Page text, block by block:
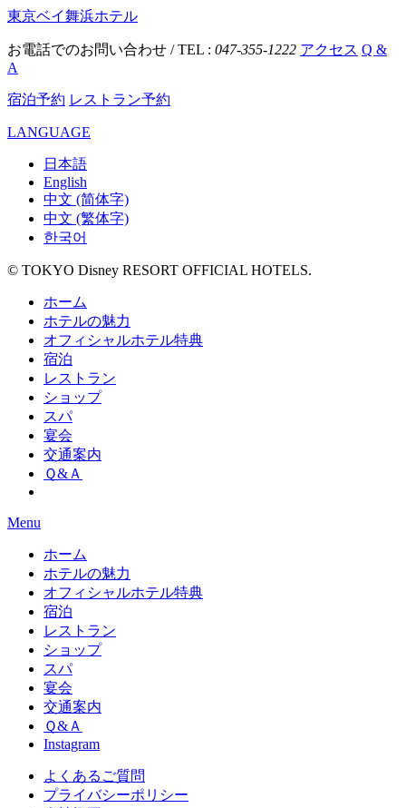
東京ベイ舞浜ホテル
お電話でのお問い合わせ / TEL : 047-355-1222 アクセス Q &
A
宿泊予約 レストラン予約
LANGUAGE
日本語
English
中文 (简体字)
中文 (繁体字)
한국어
© TOKYO Disney RESORT OFFICIAL HOTELS.
ホーム
ホテルの魅力
オフィシャルホテル特典
宿泊
レストラン
ショップ
スパ
宴会
交通案内
Ｑ&Ａ
Menu
ホーム
ホテルの魅力
オフィシャルホテル特典
宿泊
レストラン
ショップ
スパ
宴会
交通案内
Ｑ&Ａ
Instagram
よくあるご質問
プライバシーポリシー